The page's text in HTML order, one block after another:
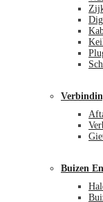
Buizen